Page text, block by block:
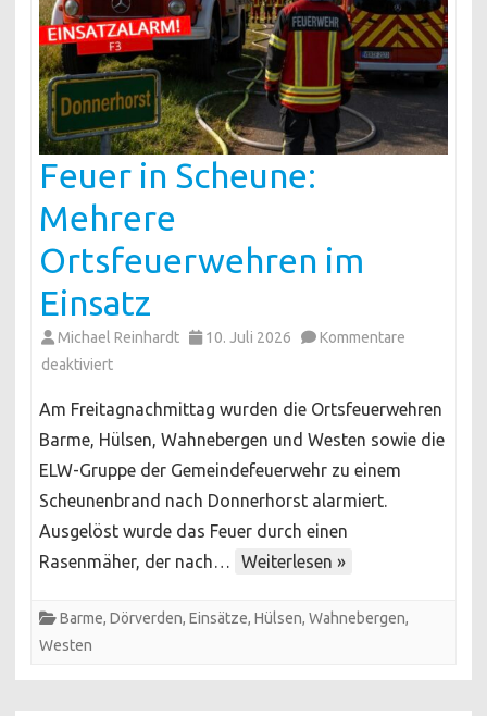
Feuer in Scheune:
Mehrere
Ortsfeuerwehren im
Einsatz
Michael Reinhardt 10. Juli 2026
Kommentare
deaktiviertfür
in
Scheune:
Mehrere
Ortsfeuerwehren
im
Einsatz
Am Freitagnachmittag wurden die Ortsfeuerwehren
Barme, Hülsen, Wahnebergen und Westen sowie die
ELW-Gruppe der Gemeindefeuerwehr zu einem
Scheunenbrand nach Donnerhorst alarmiert.
Ausgelöst wurde das Feuer durch einen
Rasenmäher, der nach…
Weiterlesen »
Barme, Dörverden, Einsätze, Hülsen, Wahnebergen,
Westen